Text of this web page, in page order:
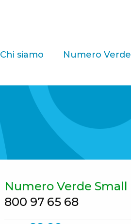
Chi siamo Numero Verde
Numero Verde Small
800 97 65 68